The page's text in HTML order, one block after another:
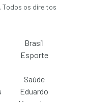
os direitos
Brasil
Esporte
Saúde
Eduardo